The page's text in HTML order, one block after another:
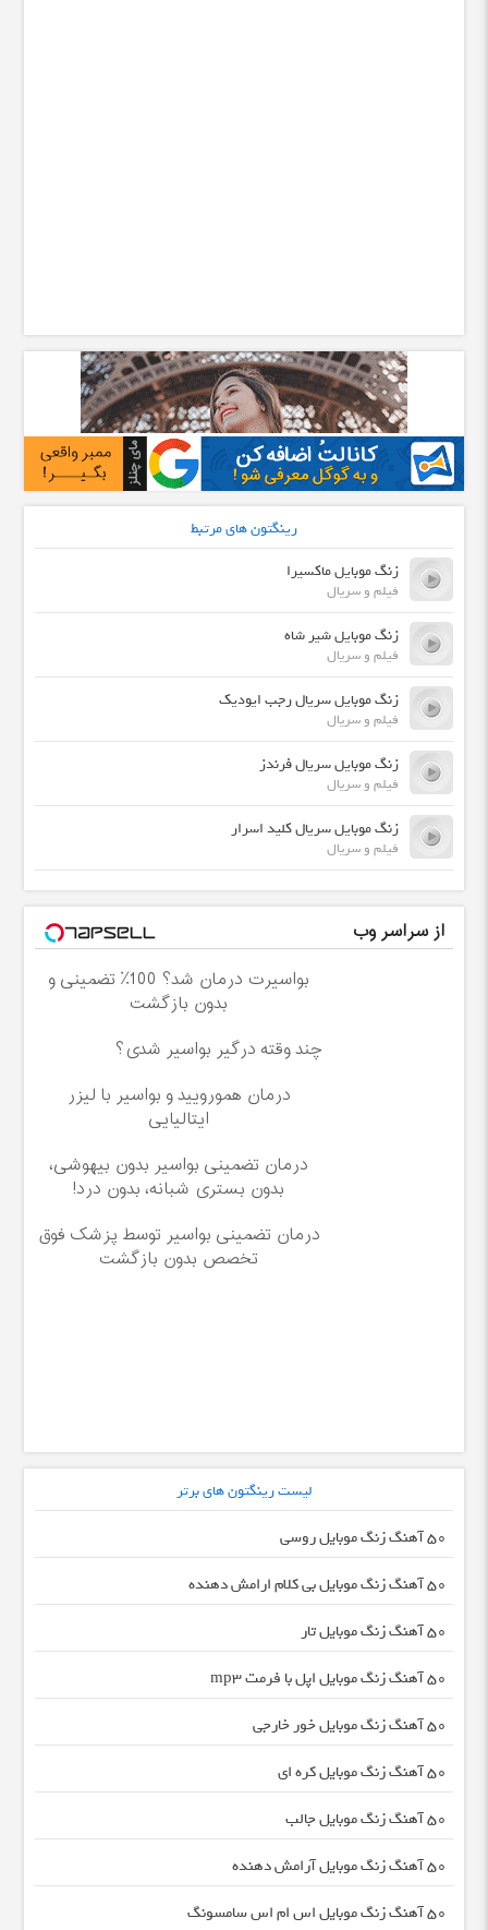
رینگتون های مرتبط
زنگ موبایل ماکسیرا
فیلم و سریال
زنگ موبایل شیر شاه
فیلم و سریال
زنگ موبایل سریال رجب ایودیک
فیلم و سریال
زنگ موبایل سریال فرندز
فیلم و سریال
زنگ موبایل سریال کلید اسرار
فیلم و سریال
از سراسر وب
بواسیرت درمان شد؟ 100٪ تضمینی و
بدون بازگشت
چند وقته درگیر بواسیر شدی؟
درمان همورویید و بواسیر با لیزر
ایتالیایی
درمان تضمینی بواسیر بدون بیهوشی،
بدون بستری شبانه، بدون درد!
درمان تضمینی بواسیر توسط پزشک فوق
تخصص بدون بازگشت
لیست رینگتون های برتر
50 آهنگ زنگ موبایل روسی
50 آهنگ زنگ موبایل بی کلام ارامش دهنده
50 آهنگ زنگ موبایل تار
50 آهنگ زنگ موبایل اپل با فرمت mp3
50 آهنگ زنگ موبایل خور خارجی
50 آهنگ زنگ موبایل کره ای
50 آهنگ زنگ موبایل جالب
50 آهنگ زنگ موبایل آرامش دهنده
50 آهنگ زنگ موبایل اس ام اس سامسونگ